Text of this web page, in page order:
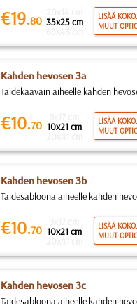
€19.80 35x25 cm
LISÄÄ
MUUT
Kahden hevosen 3a
Taidekaavain aiheelle kahden
€10.70 10x21 cm
LISÄÄ
MUUT
Kahden hevosen 3b
Taidesabloona aiheelle kahden
€10.70 10x21 cm
LISÄÄ
MUUT
Kahden hevosen 3c
Taidesabloona aiheelle kahden